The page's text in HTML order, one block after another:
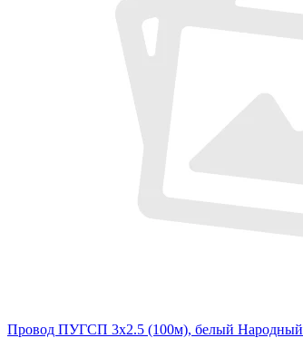
Провод ПУГСП 3х2.5 (100м), белый Народный